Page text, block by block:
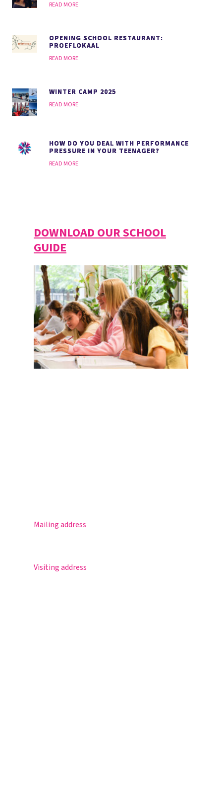
READ MORE
OPENING SCHOOL RESTAURANT:
PROEFLOKAAL
READ MORE
WINTER CAMP 2025
READ MORE
HOW DO YOU DEAL WITH PERFORMANCE
PRESSURE IN YOUR TEENAGER?
READ MORE
DOWNLOAD OUR SCHOOL
GUIDE
Mailing address
Visiting address